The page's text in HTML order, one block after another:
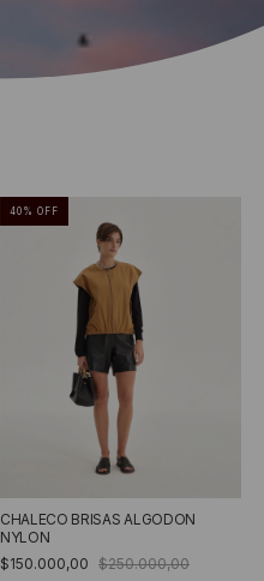
40 % OFF
CHALECO BRISAS ALGODON
NYLON
$150.000,00 $250.000,00